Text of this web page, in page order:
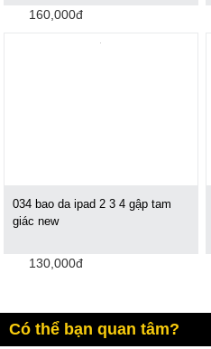
160,000đ
034 bao da ipad 2 3 4 gập tam
giác new
130,000đ
Có thể bạn quan tâm?